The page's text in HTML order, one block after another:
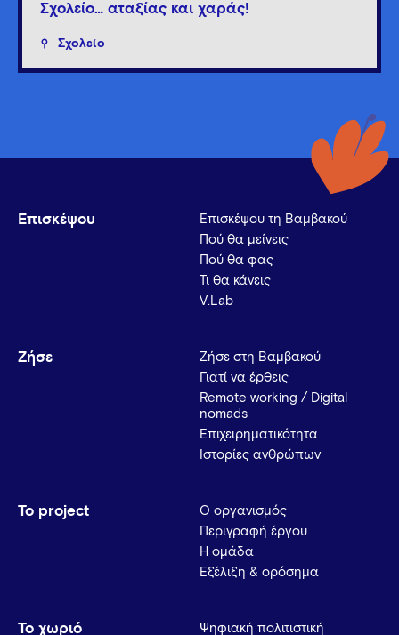
Σχολείο… αταξίας και χαράς!
Σχολείο
Επισκέψου
Επισκέψου τη Βαμβακού
Πού θα μείνεις
Πού θα φας
Τι θα κάνεις
V.Lab
Ζήσε
Ζήσε στη Βαμβακού
Γιατί να έρθεις
Remote working / Digital
nomads
Επιχειρηματικότητα
Ιστορίες ανθρώπων
Το project
Ο οργανισμός
Περιγραφή έργου
Η ομάδα
Εξέλιξη & ορόσημα
Το χωριό
Ψηφιακή πολιτιστική